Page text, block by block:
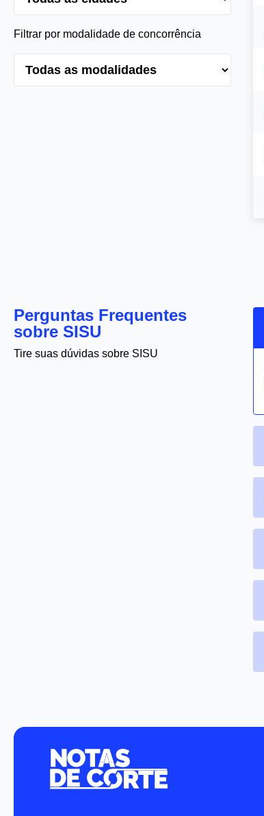
Filtrar por modalidade de concorrência
Perguntas Frequentes
sobre SISU
Tire suas dúvidas sobre SISU